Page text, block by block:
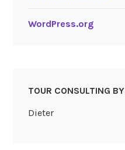
WordPress.org
TOUR CONSULTING BY
Dieter